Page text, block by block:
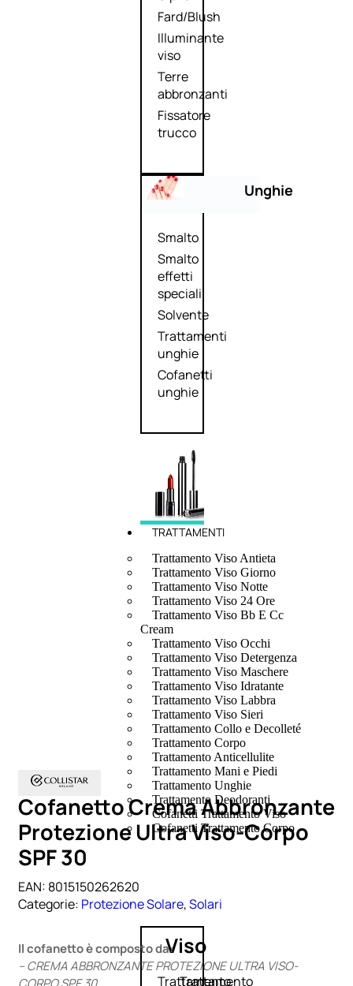
Fard/Blush
Illuminante
viso
Terre
abbronzanti
Fissatore
trucco
Unghie
Smalto
Smalto
effetti
speciali
Solvente
Trattamenti
unghie
Cofanetti
unghie
TRATTAMENTI
Trattamento Viso Antieta
Trattamento Viso Giorno
Trattamento Viso Notte
Trattamento Viso 24 Ore
Trattamento Viso Bb E Cc
Cream
Trattamento Viso Occhi
Trattamento Viso Detergenza
Trattamento Viso Maschere
Trattamento Viso Idratante
Trattamento Viso Labbra
Trattamento Viso Sieri
Trattamento Collo e Decolleté
Trattamento Corpo
Trattamento Anticellulite
Trattamento Mani e Piedi
Trattamento Unghie
Trattamento Deodoranti
Cofanetti Trattamento Viso
Cofanetti Trattamento Corpo
Viso
Trattamento
Trattamento
Cofanetto Crema Abbronzante
Protezione Ultra Viso-Corpo
SPF 30
EAN: 8015150262620
Categorie: Protezione Solare,Solari
Il cofanetto è composto da:
– CREMA ABBRONZANTE PROTEZIONE ULTRA VISO-